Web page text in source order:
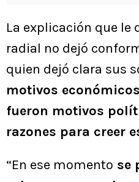
La explicación que le
radial no dejó
quien dejó clara sus
motivos
fueron motivos
razones para creer
“En ese momento se